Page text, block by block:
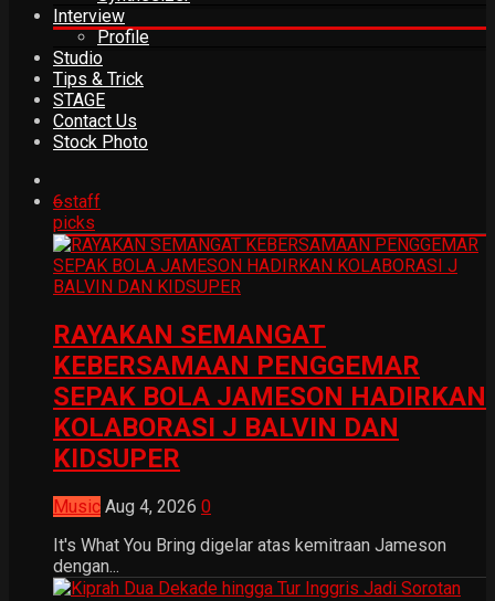
Interview
Profile
Studio
Tips & Trick
STAGE
Contact Us
Stock Photo
6staff
picks
RAYAKAN SEMANGAT
KEBERSAMAAN PENGGEMAR
SEPAK BOLA JAMESON HADIRKAN
KOLABORASI J BALVIN DAN
KIDSUPER
Music Aug 4, 2026 0
It's What You Bring digelar atas kemitraan Jameson
dengan...